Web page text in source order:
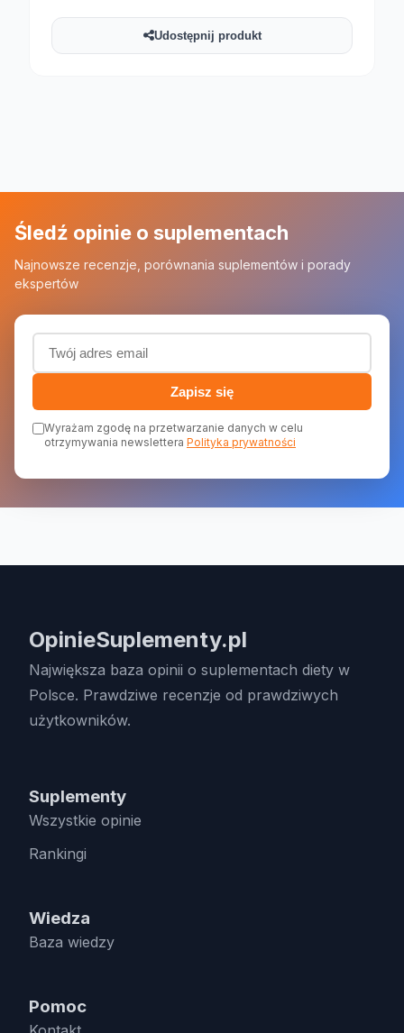
Udostępnij produkt
Śledź opinie o suplementach
Najnowsze recenzje, porównania suplementów i porady
ekspertów
Adres email (wymagany)
Zapisz się
Wyrażam zgodę na przetwarzanie danych w celu
otrzymywania newslettera Polityka prywatności
OpinieSuplementy.pl
Największa baza opinii o suplementach diety w
Polsce. Prawdziwe recenzje od prawdziwych
użytkowników.
Suplementy
Wszystkie opinie
Rankingi
Wiedza
Baza wiedzy
Pomoc